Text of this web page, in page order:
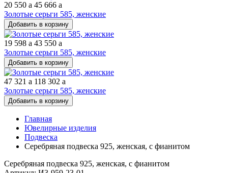
20 550 a 45 666 a
Золотые серьги 585, женские
Добавить в корзину
19 598 a 43 550 a
Золотые серьги 585, женские
Добавить в корзину
47 321 a 118 302 a
Золотые серьги 585, женские
Добавить в корзину
Главная
Ювелирные изделия
Подвеска
Серебряная подвеска 925, женская, с фианитом
Серебряная подвеска 925, женская, с фианитом